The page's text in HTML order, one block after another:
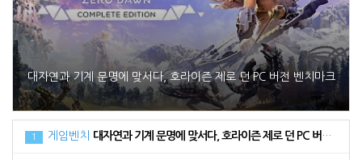
대자연과 기계 문명에 맞서다, 호라이즌 제로 던 PC 버전 벤치마크
1 게임벤치 대자연과 기계 문명에 맞서다, 호라이즌 제로 던 PC 버전 벤치마크